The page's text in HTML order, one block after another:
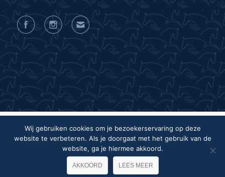
Privacyverklaring
Algemene voorwaarden
Wij gebruiken cookies om je bezoekerservaring op deze
website te verbeteren. Als je doorgaat met het gebruik van de
website, ga je hiermee akkoord.
AKKOORD LEES MEER